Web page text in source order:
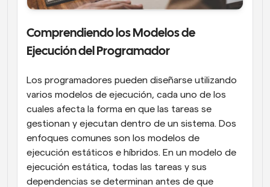
Comprendiendo los Modelos de
Ejecución del Programador
Los programadores pueden diseñarse utilizando
varios modelos de ejecución, cada uno de los
cuales afecta la forma en que las tareas se
gestionan y ejecutan dentro de un sistema. Dos
enfoques comunes son los modelos de
ejecución estáticos e híbridos. En un modelo de
ejecución estática, todas las tareas y sus
dependencias se determinan antes de que